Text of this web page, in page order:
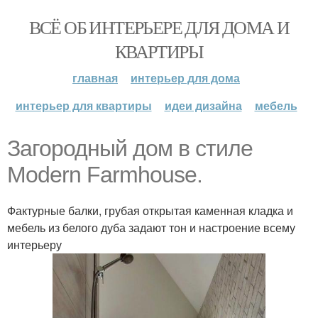
ВСЁ ОБ ИНТЕРЬЕРЕ ДЛЯ ДОМА И
КВАРТИРЫ
главная
интерьер для дома
интерьер для квартиры
идеи дизайна мебель
Загородный дом в стиле
Modern Farmhouse.
Фактурные балки, грубая открытая каменная кладка и
мебель из белого дуба задают тон и настроение всему
интерьеру